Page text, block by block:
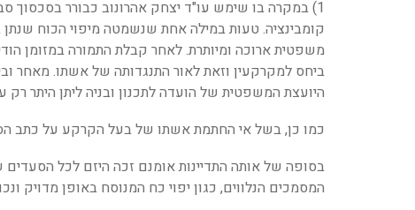
1) במקרה בו שימש עו"ד יצחק אהרונוב כבורר
קומבינציה. טעות במילה אחת שנשמטה מיפוי הכוח
משפטית ארוכה ומיותרת. לאחר קבלת התמורה במזומן
ביחס למקרקעין וזאת לאור התנגדותה של אשתו. מאחר
היועצת המשפטית של הועדה לתכנון ובניה ליתן היתר
כמו כן, בשל אי החתמת אשתו של בעל הקרקע על כתב
בסופה של אותה התדיינות אומנם זכה היזם לכל
המסמכים הנלווים, כגון יפוי כח המנוסח באופן